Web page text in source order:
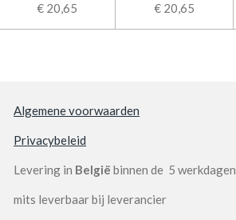
€ 20,65 € 20,65
Algemene voorwaarden
Privacybeleid
Levering in België binnen de 5 werkdagen
mits leverbaar bij leverancier